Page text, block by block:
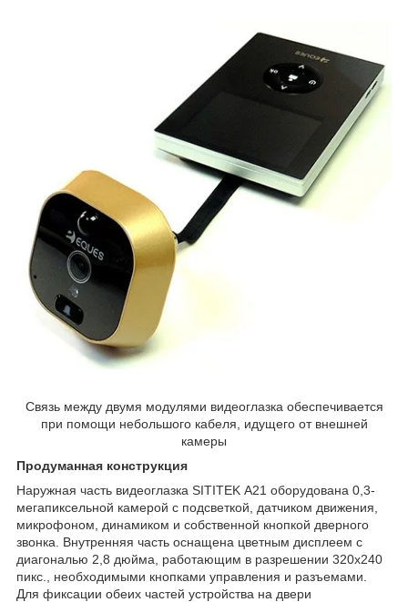
Связь между двумя модулями видеоглазка обеспечивается
при помощи небольшого кабеля, идущего от внешней
камеры
Продуманная конструкция
Наружная часть видеоглазка SITITEK А21 оборудована 0,3-
мегапиксельной камерой с подсветкой, датчиком движения,
микрофоном, динамиком и собственной кнопкой дверного
звонка. Внутренняя часть оснащена цветным дисплеем с
диагональю 2,8 дюйма, работающим в разрешении 320х240
пикс., необходимыми кнопками управления и разъемами.
Для фиксации обеих частей устройства на двери